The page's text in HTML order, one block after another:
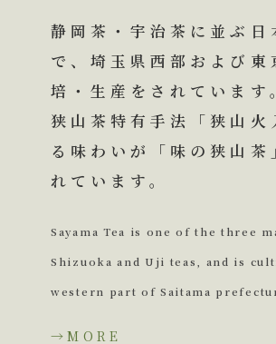
静岡茶・宇治茶に並ぶ
で、埼玉県西部および
培・生産をされています
狭山茶特有手法「狭山火
る味わいが「味の狭山
れています。
Sayama Tea is one of the three
Shizuoka and Uji teas, and is
western part of Saitama
→MORE